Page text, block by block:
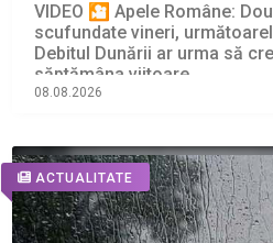
VIDEO 🎦 Apele Române:
scufundate vineri,
Debitul Dunării ar urma să
săptămâna viitoare
08.08.2026
ACTUALITATE